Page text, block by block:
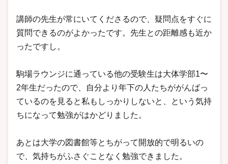
講師の先生が常にいてくださるので、疑問点をすぐに
質問できるのがよかったです。先生との距離感も近か
ったですし。
駒場ラウンジに通っている他の受験生は大体学部1〜
2年生だったので、自分より年下の人たちががんばっ
ているのを見ると私もしっかりしないと、という気持
ちになって勉強がはかどりました。
あとは大学の図書館等とちがって開放的で明るいの
で、気持ちがふさぐことなく勉強できました。